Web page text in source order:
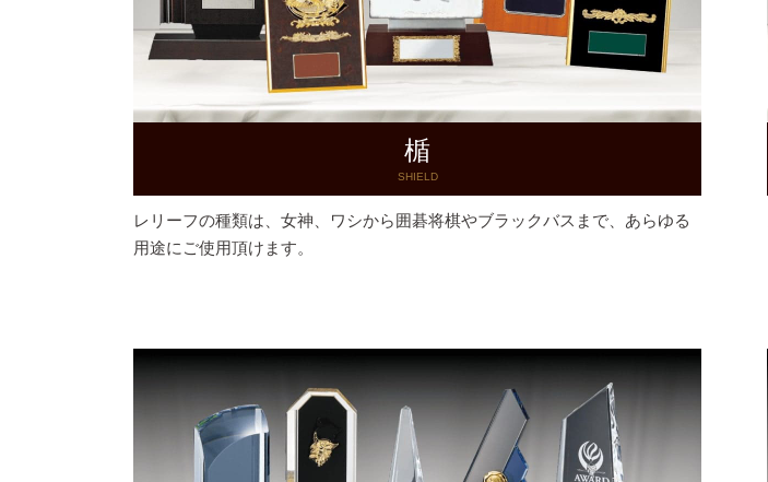
楯
SHIELD
レリーフの種類は、女神、ワシから囲碁将棋やブラックバスまで、あらゆる
用途にご使用頂けます。